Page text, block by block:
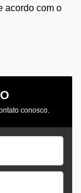
acordo com o
conosco.